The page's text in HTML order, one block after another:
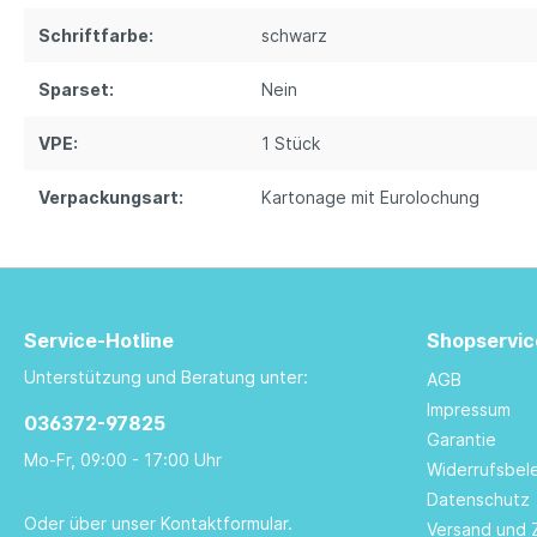
Schriftfarbe: schwarz
Sparset: Nein
VPE: 1 Stück
Verpackungsart: Kartonage mit Eurolochung
Service-Hotline
Unterstützung und Beratung unter:
036372-97825
Mo-Fr, 09:00 - 17:00 Uhr
Oder über unser Kontaktformular.
AGB
Impressum
Garantie
Datenschutz
Versand und